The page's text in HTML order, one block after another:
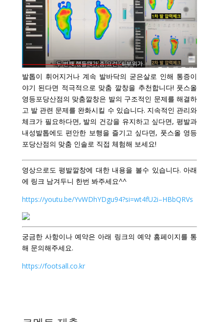
발톱이 휘어지거나 계속 발바닥의 굳은살로 인해 통증이
야기 된다면 적극적으로 맞춤 깔창을 추천합니다! 풋스올
영등포당산점의 맞춤깔창은 발의 구조적인 문제를 해결하
고 발 관련 문제를 완화시킬 수 있습니다. 지속적인 관리와
체크가 필요하다면, 발의 건강을 유지하고 싶다면, 평발과
내성발톱에도 편안한 보행을 즐기고 싶다면, 풋스올 영등
포당산점의 맞춤 인솔로 직접 체험해 보세요!
영상으로도 평발깔창에 대한 내용을 볼수 있습니다. 아래
에 링크 남겨두니 한번 봐주세요^^
https://youtu.be/YvWDhYDgu94?si=wt4fU2i–HBbQRVs
궁금한 사항이나 예약은 아래 링크의 예약 홈페이지를 통
해 문의해주세요.
https://footsall.co.kr